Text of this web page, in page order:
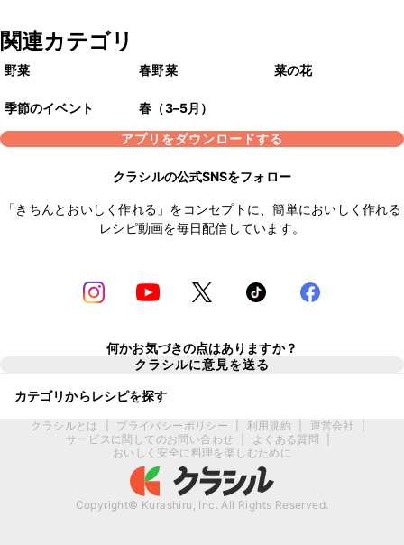
関連カテゴリ
野菜 春野菜 菜の花
季節のイベント
春（3–5月）
アプリをダウンロードする
クラシルの公式SNSをフォロー
「きちんとおいしく作れる」をコンセプトに、簡単においしく作れる
レシピ動画を毎日配信しています。
何かお気づきの点はありますか？
クラシルに意見を送る
カテゴリからレシピを探す
クラシルとは プライバシーポリシー 利用規約 運営会社
サービスに関してのお問い合わせ
よくある質問
おいしく安全に料理を楽しむために
Copyright© Kurashiru, Inc. All Rights Reserved.